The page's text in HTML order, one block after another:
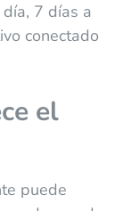
7 días a
conectado
el
puede